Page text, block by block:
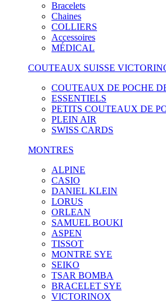
Bracelets
Chaines
COLLIERS
Accessoires
MÉDICAL
COUTEAUX SUISSE
COUTEAUX DE POCHE
ESSENTIELS
PETITS COUTEAUX DE
PLEIN AIR
SWISS CARDS
MONTRES
ALPINE
CASIO
DANIEL KLEIN
LORUS
ORLEAN
SAMUEL BOUKI
ASPEN
TISSOT
MONTRE SYE
SEIKO
TSAR BOMBA
BRACELET SYE
VICTORINOX